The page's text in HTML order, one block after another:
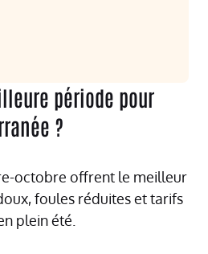
période pour
?
octobre offrent le meilleur
foules réduites et tarifs
plein été.